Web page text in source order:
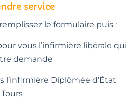
service
le formulaire puis :
vous l’infirmière libérale qui
demande
l’infirmière Diplômée d’État